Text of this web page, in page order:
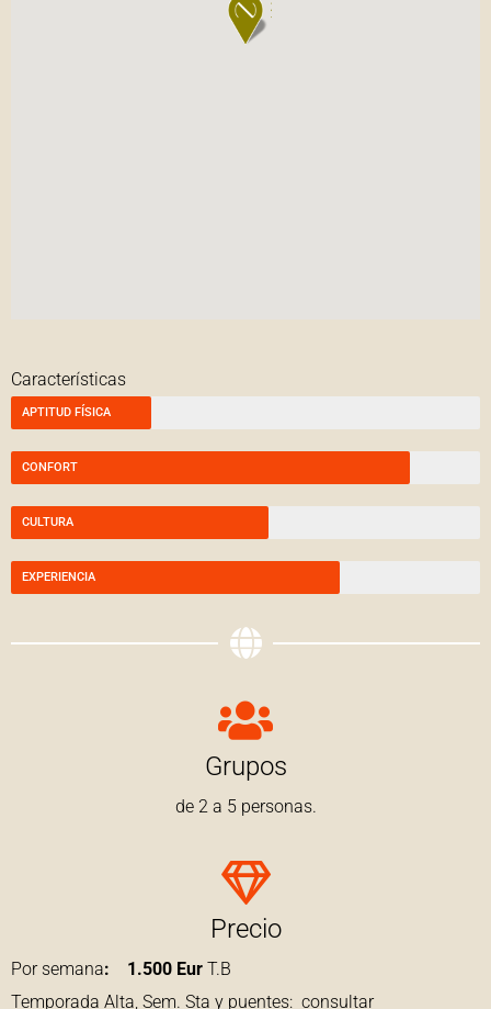
Características
APTITUD FÍSICA
CONFORT
CULTURA
EXPERIENCIA
Grupos
de 2 a 5 personas.
Precio
Por semana: 1.500 Eur T.B
Temporada Alta, Sem. Sta y puentes: consultar